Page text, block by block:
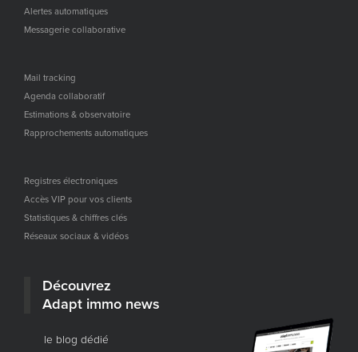
Alertes automatiques
Messagerie collaborative
Mail tracking
Agenda collaboratif
Estimations & observatoire
Rapprochements automatiques
Registres électroniques
Accès VIP pour vos clients
Statistiques & chiffres clés
Réseaux sociaux & vidéos
Découvrez
Adapt immo news
le blog dédié